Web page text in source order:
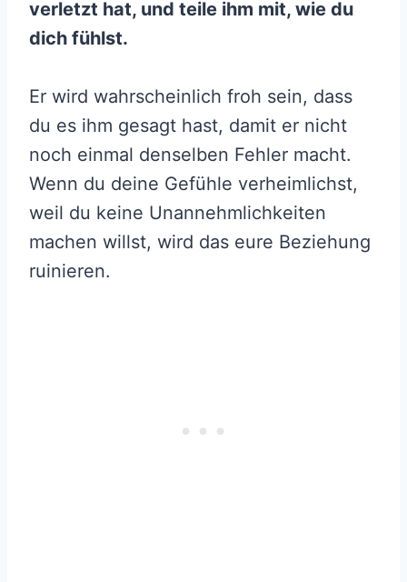
verletzt hat, und teile ihm mit, wie du
dich fühlst.
Er wird wahrscheinlich froh sein, dass
du es ihm gesagt hast, damit er nicht
noch einmal denselben Fehler macht.
Wenn du deine Gefühle verheimlichst,
weil du keine Unannehmlichkeiten
machen willst, wird das eure Beziehung
ruinieren.